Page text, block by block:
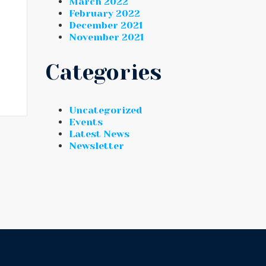
February 2022
December 2021
November 2021
Categories
Uncategorized
Events
Latest News
Newsletter